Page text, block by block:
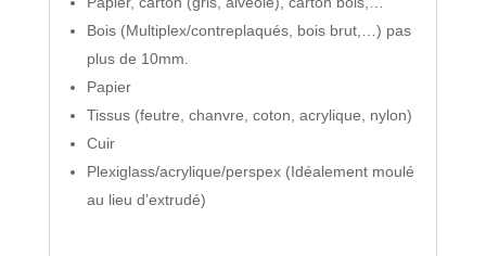
Bois (Multiplex/contreplaqués, bois brut,…) pas
plus de 10mm.
Papier
Tissus (feutre, chanvre, coton, acrylique, nylon)
Cuir
Plexiglass/acrylique/perspex (Idéalement moulé
au lieu d’extrudé)